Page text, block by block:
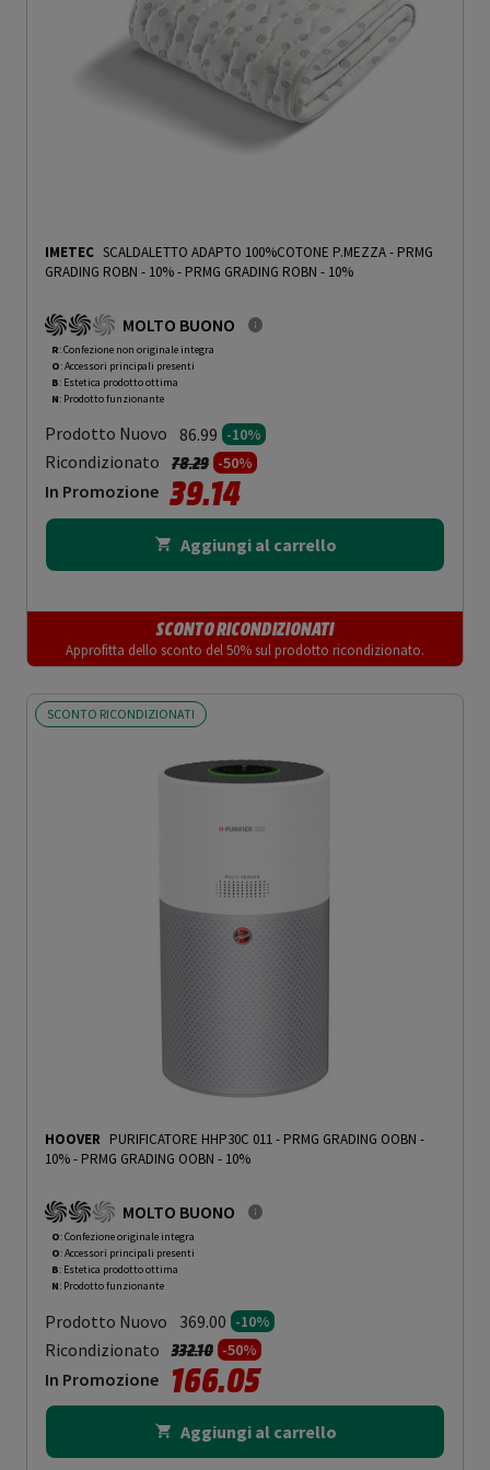
IMETEC SCALDALETTO ADAPTO 100%COTONE P.MEZZA - PRMG
GRADING ROBN - 10%- PRMG GRADING ROBN - 10%
MOLTO BUONO
R: Confezione non originale integra
O: Accessori principali presenti
B: Estetica prodotto ottima
N: Prodotto funzionante
Prodotto Nuovo 86.99 -10%
Ricondizionato Prezzo ridotto da
78.29a-50%
In Promozione 39.14
Aggiungi al carrello
SCONTO RICONDIZIONATI
Approfitta dello sconto del 50% sul prodotto ricondizionato.
SCONTO RICONDIZIONATI
HOOVER PURIFICATORE HHP30C 011 - PRMG GRADING OOBN -
10%- PRMG GRADING OOBN - 10%
MOLTO BUONO
O: Confezione originale integra
O: Accessori principali presenti
B: Estetica prodotto ottima
N: Prodotto funzionante
Prodotto Nuovo 369.00 -10%
Ricondizionato Prezzo ridotto da
332.10a-50%
In Promozione 166.05
Aggiungi al carrello